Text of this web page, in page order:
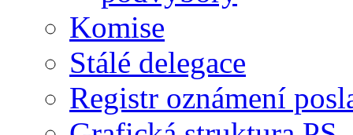
Komise
Stálé delegace
Registr oznámení